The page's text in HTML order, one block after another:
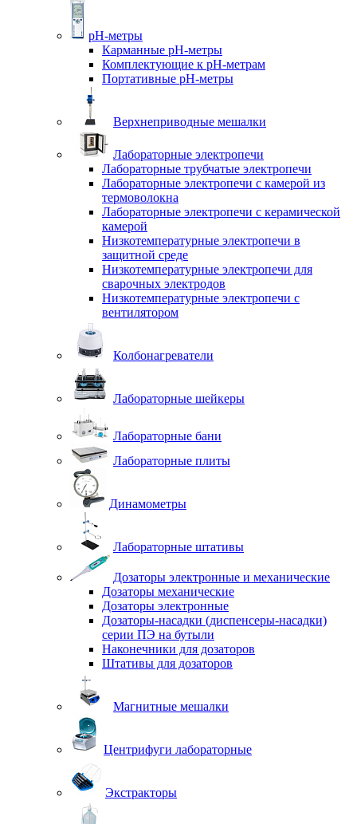
pH-метры
Карманные pH-метры
Комплектующие к pH-метрам
Портативные pH-метры
Верхнеприводные мешалки
Лабораторные электропечи
Лабораторные трубчатые электропечи
Лабораторные электропечи с камерой из
термоволокна
Лабораторные электропечи с керамической
камерой
Низкотемпературные электропечи в
защитной среде
Низкотемпературные электропечи для
cварочных электродов
Низкотемпературные электропечи с
вентилятором
Колбонагреватели
Лабораторные шейкеры
Лабораторные бани
Лабораторные плиты
Динамометры
Лабораторные штативы
Дозаторы электронные и механические
Дозаторы механические
Дозаторы электронные
Дозаторы-насадки (диспенсеры-насадки)
серии ПЭ на бутыли
Наконечники для дозаторов
Штативы для дозаторов
Магнитные мешалки
Центрифуги лабораторные
Экстракторы